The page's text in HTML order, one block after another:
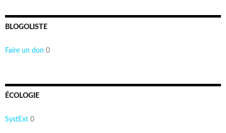
BLOGOLISTE
Faire un don 0
ÉCOLOGIE
SystExt 0